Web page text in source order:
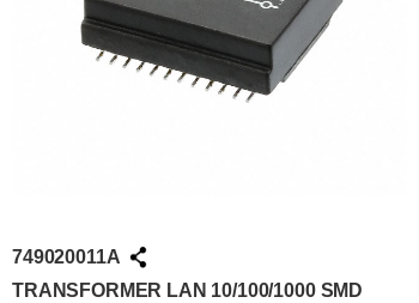
749020011A
TRANSFORMER LAN 10/100/1000 SMD